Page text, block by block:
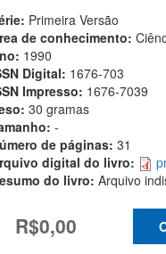
Primeira Versão
de conhecimento:
1990
Digital: 1676-703
Impresso: 1676-7039
30 gramas
-
de páginas: 31
digital do livro:
do livro: Arquivo
R$0,00